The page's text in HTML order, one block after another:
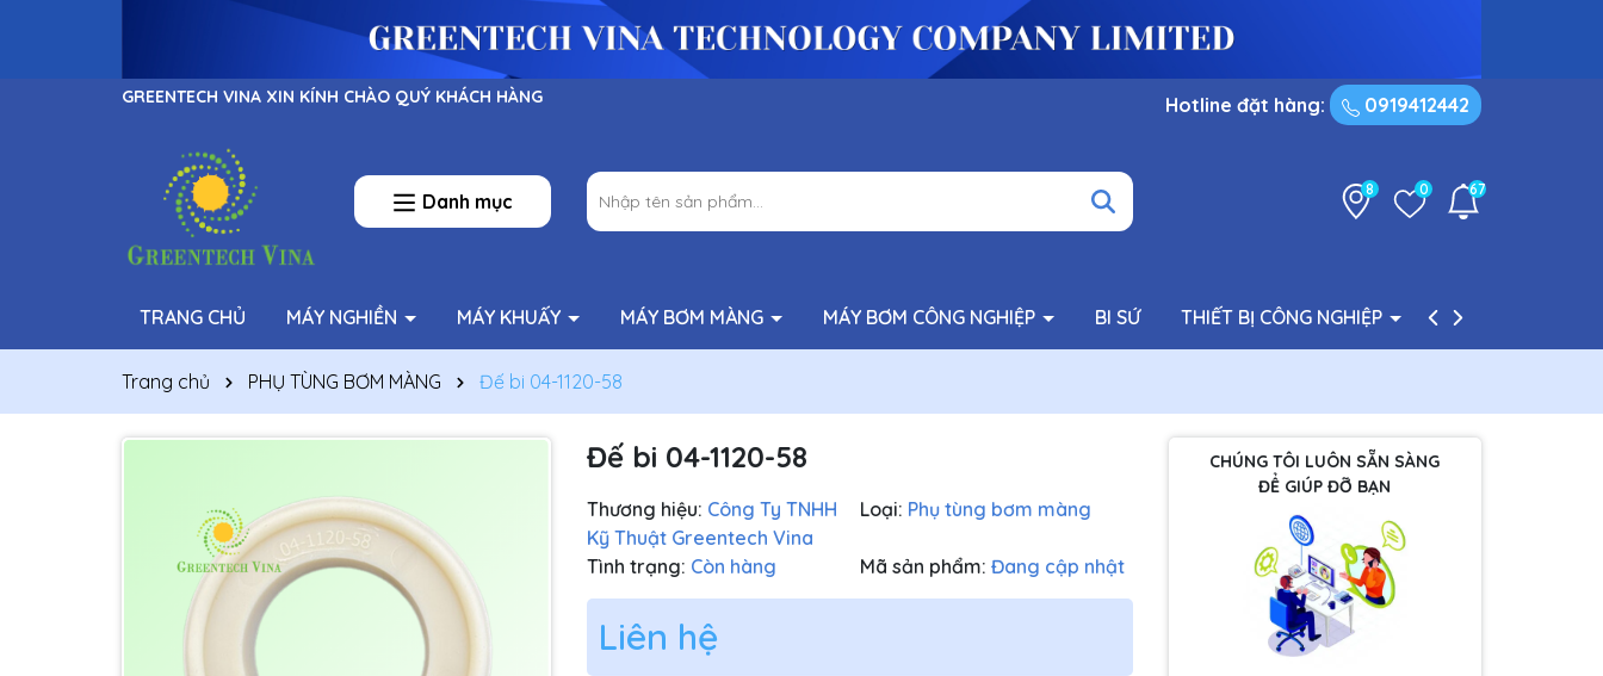
GREENTECH VINA XIN KÍNH CHÀO QUÝ KHÁCH HÀNG Hotline đặt hàng: 0919412442
Danh mục
8 0 67
TRANG CHỦ MÁY NGHIỀN MÁY KHUẤY MÁY BƠM MÀNG MÁY BƠM CÔNG NGHIỆP BI SỨ THIẾT BỊ CÔNG NGHIỆP PHỤ TÙNG BƠM
Trang chủ PHỤ TÙNG BƠM MÀNG Đế bi 04-1120-58
Đế bi 04-1120-58
Thương hiệu: Công Ty TNHH
Kỹ Thuật Greentech Vina
Loại: Phụ tùng bơm màng
Tình trạng: Còn hàng Mã sản phẩm: Đang cập nhật
Liên hệ
CHÚNG TÔI LUÔN SẴN SÀNG
ĐỂ GIÚP ĐỠ BẠN